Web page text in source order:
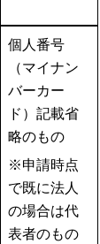
個人番号
（マイナン
バーカー
ド）記載省
略のもの
※申請時点
で既に法人
の場合は代
表者のもの